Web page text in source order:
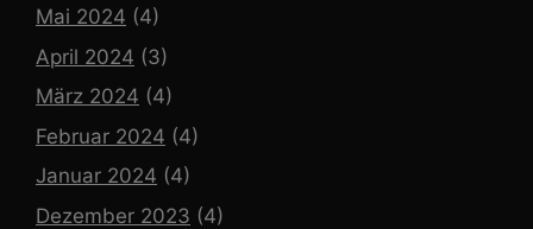
Mai 2024 (4)
April 2024 (3)
März 2024 (4)
Februar 2024 (4)
Januar 2024 (4)
Dezember 2023 (4)